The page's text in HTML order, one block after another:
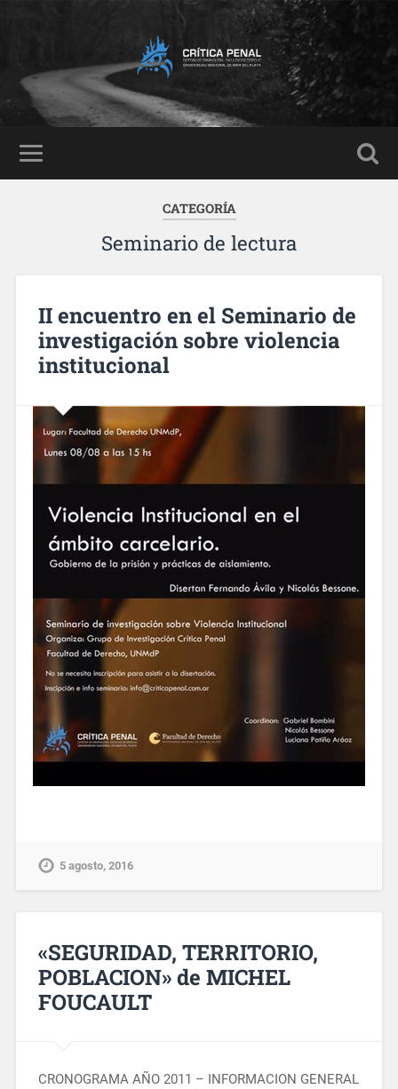
CATEGORÍA
Seminario de lectura
II encuentro en el Seminario de
investigación sobre violencia
institucional
5 agosto, 2016
«SEGURIDAD, TERRITORIO,
POBLACION» de MICHEL
FOUCAULT
CRONOGRAMA AÑO 2011 – INFORMACION GENERAL